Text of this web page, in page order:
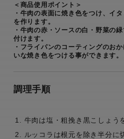
＜商品使用ポイント＞
・牛肉の表面に焼き色をつけ、イ
を作ります。
・牛肉の赤・ソースの白・野菜の
付けます。
・フライパンのコーティングのお
いな焼き色をつける事ができます。
調理手順
牛肉は塩・粗挽き黒こしょう
ルッコラは根元を除き半分に